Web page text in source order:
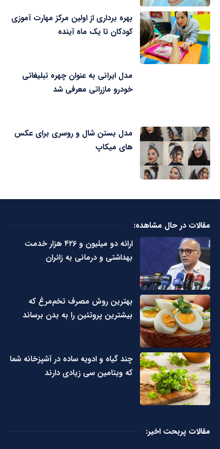
بهره برداری از اولین مرکز مهارت آموزی
کودکان تا یک ماه آینده
مدل ایرانی به عنوان چهره تبلیغاتی
خودرو مازراتی معرفی شد
مدل بستن شال و روسری برای عکس
های میکاپ
مقالات در حال مشاهده:
ارائه دو میلیون و ۴۲۶ هزار خدمت
بهداشتی و درمانی به زائران
بهترین روش مصرف تخم‌مرغ که
بیشترین پروتئین را به بدن برساند
چند گیاه و ادویه ساده در آشپزخانه شما
که ویتامین سی زیادی دارند
مقالات پربحت اخیر: